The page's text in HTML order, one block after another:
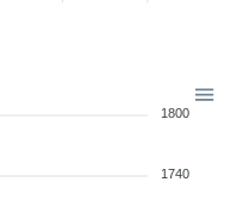
1800
1740